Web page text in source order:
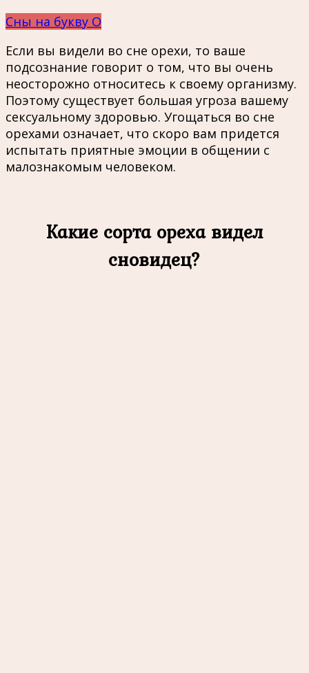
Сны на букву О
Если вы видели во сне орехи, то ваше
подсознание говорит о том, что вы очень
неосторожно относитесь к своему организму.
Поэтому существует большая угроза вашему
сексуальному здоровью. Угощаться во сне
орехами означает, что скоро вам придется
испытать приятные эмоции в общении с
малознакомым человеком.
Какие сорта ореха видел
сновидец?